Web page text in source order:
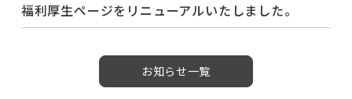
福利厚生ページをリニューアルいたしました。
お知らせ一覧